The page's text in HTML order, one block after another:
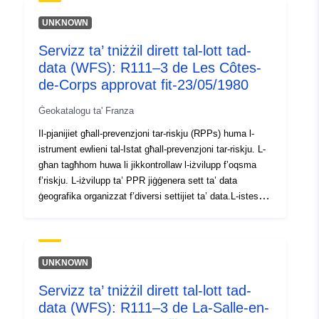
pjan ladarba jiġi approvat. Ir-regolamenti tal-RPP
jiddistingwu bejn “Żoni pprojbiti għall-bini”, magħrufa
projbizzjoni tal-kostruzzjoni; “żoni meħtieġa”, magħrufa
bħala “żoni blu” fejn il-proġetti huma soġġetti għal
rekwiżiti adattati għat-tip ta’ ħruġ u periklu, u żoni mhux
projbizzjonijiet jew rekwiżiti. Id-data hija informattiva,
dokumenti stampati biss bil-viża tal-prefettura huma
awtentiċi.
UNKNOWN
Servizz ta’ tniżżil dirett tal-lott tad-
data (WFS): R111–3 de Les Côtes-
de-Corps approvat fit-23/05/1980
Ġeokatalogu ta' Franza
Il-pjanijiet għall-prevenzjoni tar-riskju (RPPs) huma l-
istrument ewlieni tal-Istat għall-prevenzjoni tar-riskju. L-
għan tagħhom huwa li jikkontrollaw l-iżvilupp f’oqsma
f’riskju. L-iżvilupp ta’ PPR jiġġenera sett ta’ data
ġeografika organizzat f’diversi settijiet ta’ data.L-istess
żoni ristretti tal-pjan ladarba jiġu approvati.Ir-regolamenti
tal-RPP jiddistingwu bejn “Żoni projbiti għall-bini”,
projbizzjoni tal-kostruzzjoni; “żoni meħtieġa”, magħrufa
bħala “żoni blu” fejn il-proġetti huma soġġetti għal
UNKNOWN
Servizz ta’ tniżżil dirett tal-lott tad-
data (WFS): R111–3 de La-Salle-en-